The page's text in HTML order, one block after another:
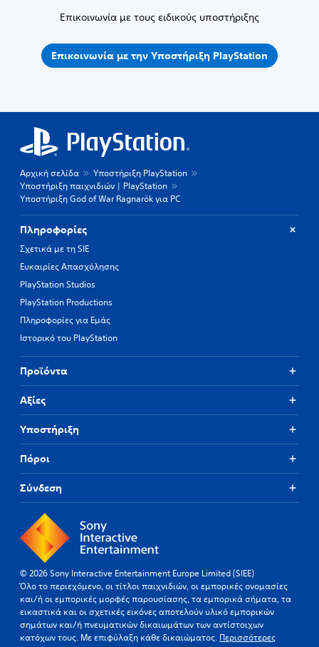
Επικοινωνία με τους ειδικούς υποστήριξης
Επικοινωνία με την Υποστήριξη PlayStation
Αρχική σελίδα
Υποστήριξη PlayStation
Υποστήριξη παιχνιδιών | PlayStation
Υποστήριξη God of War Ragnarök για PC
Πληροφορίες
Σχετικά με τη SIE
Ευκαιρίες Απασχόλησης
PlayStation Studios
PlayStation Productions
Πληροφορίες για Εμάς
Ιστορικό του PlayStation
Προϊόντα
Αξίες
Υποστήριξη
Πόροι
Σύνδεση
© 2026 Sony Interactive Entertainment Europe Limited (SIEE)
Όλο το περιεχόμενο, οι τίτλοι παιχνιδιών, οι εμπορικές ονομασίες
και/ή οι εμπορικές μορφές παρουσίασης, τα εμπορικά σήματα, τα
εικαστικά και οι σχετικές εικόνες αποτελούν υλικό εμπορικών
σημάτων και/ή πνευματικών δικαιωμάτων των αντίστοιχων
κατόχων τους. Με επιφύλαξη κάθε δικαιώματος. Περισσότερες